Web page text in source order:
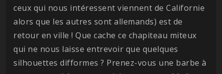
ceux qui nous intéressent viennent de Californie
alors que les autres sont allemands) est de
retour en ville ! Que cache ce chapiteau miteux
qui ne nous laisse entrevoir que quelques
silhouettes difformes ? Prenez-vous une barbe à